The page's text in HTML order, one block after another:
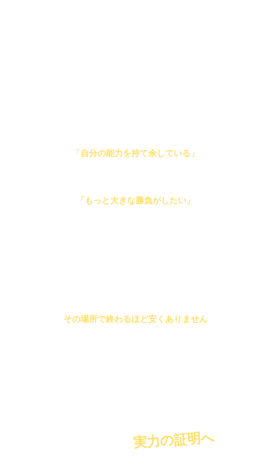
「自分の能力を持て余している」
「もっと大きな勝負がしたい」
その場所で終わるほど安くありません
LINEで今すぐ、実力の証明へ